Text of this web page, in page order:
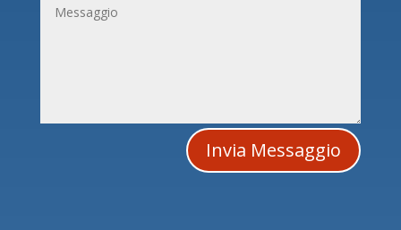
Invia Messaggio